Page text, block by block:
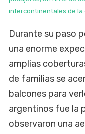
intercontinentales de la
Durante su paso
una enorme
amplias
de familias se
balcones para
argentinos fue la
observaron una